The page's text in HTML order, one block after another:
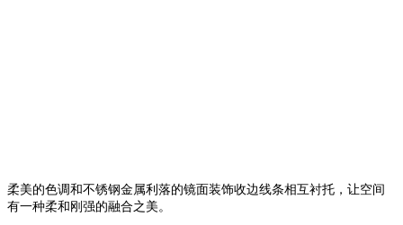
柔美的色调和不锈钢金属利落的镜面装饰收边线条相互衬托，让空间
有一种柔和刚强的融合之美。